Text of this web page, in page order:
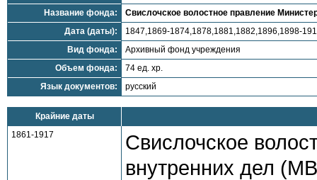
Название фонда:
Свислочское волостное правление
Дата (даты):
1847,1869-1874,1878,1881,1882,1896,1898-
Вид фонда:
Архивный фонд учреждения
Объем фонда:
74 ед. хр.
Язык документов:
русский
Крайние даты
1861-1917
Свислочское
внутренних дел